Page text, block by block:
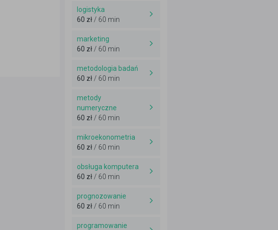
logistyka
60 zł / 60 min
marketing
60 zł / 60 min
metodologia badań
60 zł / 60 min
metody
numeryczne
60 zł / 60 min
mikroekonometria
60 zł / 60 min
obsługa komputera
60 zł / 60 min
prognozowanie
60 zł / 60 min
programowanie